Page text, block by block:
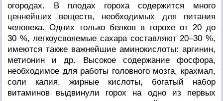
огородах. В плодах гороха содержится много
ценнейших веществ, необходимых для питания
человека. Одних только белков в горохе от 20 до
30 %, легкоусвояемые сахара составляют 20–30 %,
имеются также важнейшие аминокислоты: аргинин,
метионин и др. Высокое содержание фосфора,
необходимое для работы головного мозга, крахмал,
соли калия, жирные кислоты, богатый набор
витаминов выдвинули горох на одно из первых